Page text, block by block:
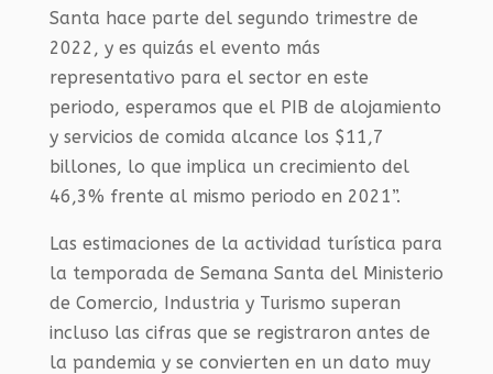
Santa hace parte del segundo trimestre de
2022, y es quizás el evento más
representativo para el sector en este
periodo, esperamos que el PIB de alojamiento
y servicios de comida alcance los $11,7
billones, lo que implica un crecimiento del
46,3% frente al mismo periodo en 2021”.
Las estimaciones de la actividad turística para
la temporada de Semana Santa del Ministerio
de Comercio, Industria y Turismo superan
incluso las cifras que se registraron antes de
la pandemia y se convierten en un dato muy